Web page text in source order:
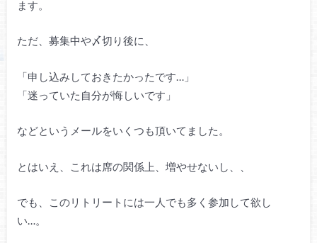
ます。
ただ、募集中や〆切り後に、
「申し込みしておきたかったです…」
「迷っていた自分が悔しいです」
などというメールをいくつも頂いてました。
とはいえ、これは席の関係上、増やせないし、、
でも、このリトリートには一人でも多く参加して欲し
い…。